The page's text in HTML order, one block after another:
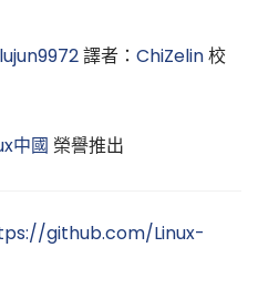
lujun9972譯者： ChiZelin校
中國 榮譽推出
github.com/Linux-